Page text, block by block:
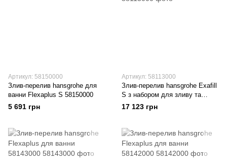
Артикул: 58150000
Злив-перелив hansgrohe для
ванни Flexaplus S 58150000
5 691 грн
Артикул: 58113000
Злив-перелив hansgrohe Exafill
S з набором для зливу та
переливу 58113000
17 123 грн